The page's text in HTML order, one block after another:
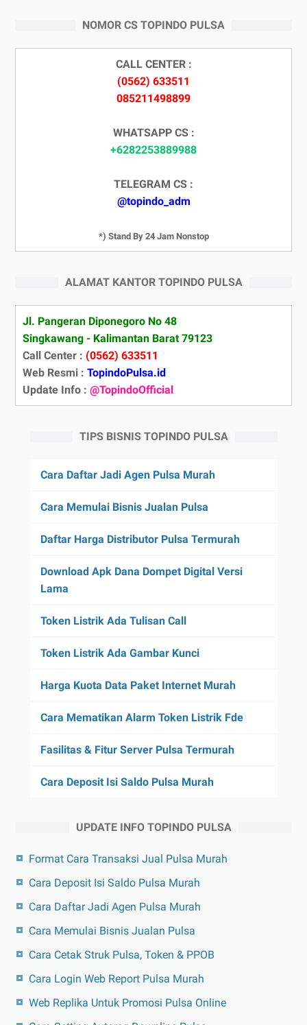
NOMOR CS TOPINDO PULSA
CALL CENTER :
(0562) 633511
085211498899
WHATSAPP CS :
+6282253889988
TELEGRAM CS :
@topindo_adm
*) Stand By 24 Jam Nonstop
ALAMAT KANTOR TOPINDO PULSA
Jl. Pangeran Diponegoro No 48
Singkawang - Kalimantan Barat 79123
Call Center : (0562) 633511
Web Resmi : TopindoPulsa.id
Update Info : @TopindoOfficial
TIPS BISNIS TOPINDO PULSA
Cara Daftar Jadi Agen Pulsa Murah
Cara Memulai Bisnis Jualan Pulsa
Daftar Harga Distributor Pulsa Termurah
Download Apk Dana Dompet Digital Versi
Lama
Token Listrik Ada Tulisan Call
Token Listrik Ada Gambar Kunci
Harga Kuota Data Paket Internet Murah
Cara Mematikan Alarm Token Listrik Fde
Fasilitas & Fitur Server Pulsa Termurah
Cara Deposit Isi Saldo Pulsa Murah
UPDATE INFO TOPINDO PULSA
Format Cara Transaksi Jual Pulsa Murah
Cara Deposit Isi Saldo Pulsa Murah
Cara Daftar Jadi Agen Pulsa Murah
Cara Memulai Bisnis Jualan Pulsa
Cara Cetak Struk Pulsa, Token & PPOB
Cara Login Web Report Pulsa Murah
Web Replika Untuk Promosi Pulsa Online